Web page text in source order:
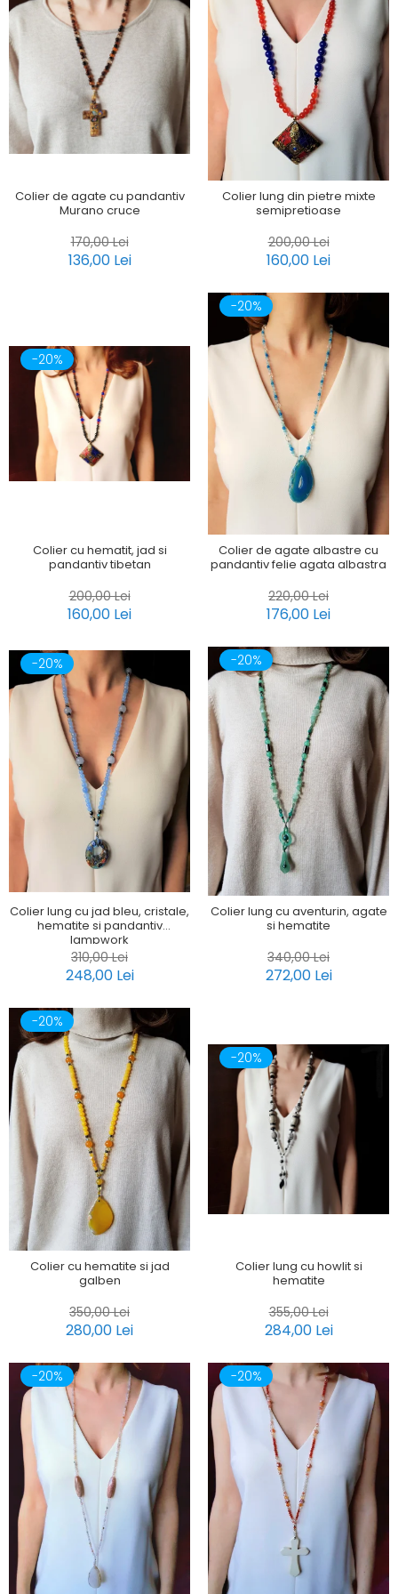
Colier de agate cu pandantiv
Murano cruce
170,00 Lei
136,00 Lei
Colier lung din pietre mixte
semipretioase
200,00 Lei
160,00 Lei
-20%
Colier cu hematit, jad si
pandantiv tibetan
200,00 Lei
160,00 Lei
-20%
Colier de agate albastre cu
pandantiv felie agata albastra
220,00 Lei
176,00 Lei
-20%
Colier lung cu jad bleu, cristale,
hematite si pandantiv
lampwork
310,00 Lei
248,00 Lei
-20%
Colier lung cu aventurin, agate
si hematite
340,00 Lei
272,00 Lei
-20%
Colier cu hematite si jad
galben
350,00 Lei
280,00 Lei
-20%
Colier lung cu howlit si
hematite
355,00 Lei
284,00 Lei
-20% -20%